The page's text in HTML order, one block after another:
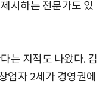
시하는 전문가도 있
는 지적도 나왔다. 김
업자 2세가 경영권에